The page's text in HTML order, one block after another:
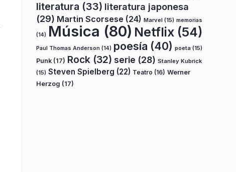
literatura (33) literatura japonesa
(29) Martin Scorsese (24) Marvel (15) memorias
(14) Música (80) Netflix (54)
Paul Thomas Anderson (14) poesía (40) poeta (15)
Punk (17) Rock (32) serie (28) Stanley Kubrick
(15) Steven Spielberg (22) Teatro (16) Werner
Herzog (17)